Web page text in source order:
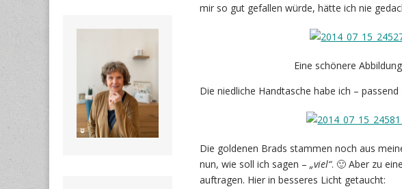
mir so gut gefallen würde, hätte ich nie
Eine schönere
Die niedliche Handtasche habe ich –
Die goldenen Brads stammen noch aus
nun, wie soll ich sagen – „viel“. 🙂 Aber zu
auftragen. Hier in besseres Licht getaucht: